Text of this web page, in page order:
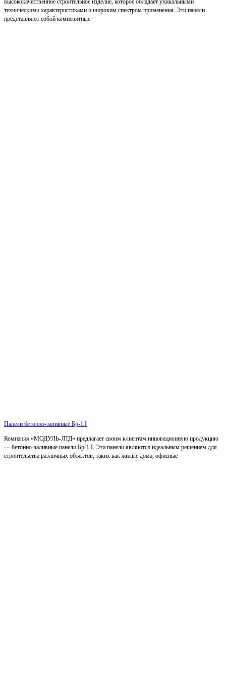
высококачественное строительное изделие, которое обладает уникальными
техническими характеристиками и широким спектром применения. Эти панели
представляют собой композитные
Панели бетонно-заливные Бр-1 I
Компания «МОДУЛЬ-ЛТД» предлагает своим клиентам инновационную продукцию
— бетонно-заливные панели Бр-1.I. Эти панели являются идеальным решением для
строительства различных объектов, таких как жилые дома, офисные